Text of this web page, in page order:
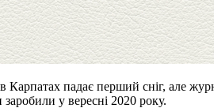
падає перший сніг, але
у вересні 2020 року.